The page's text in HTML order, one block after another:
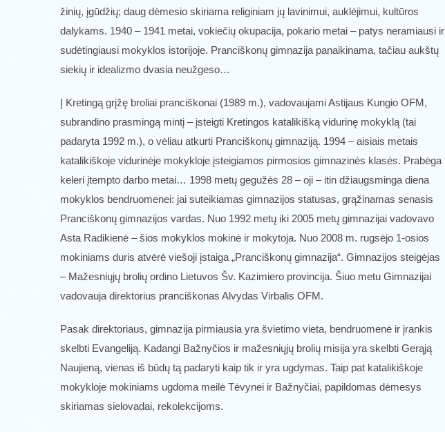
žinių, įgūdžių; daug dėmesio skiriama religiniam jų lavinimui, auklėjimui, kultūros
dalykams. 1940 – 1941 metai, vokiečių okupacija, pokario metai – patys neramiausi ir
sudėtingiausi mokyklos istorijoje. Pranciškonų gimnazija panaikinama, tačiau aukštų
siekių ir idealizmo dvasia neužgeso…
Į Kretingą grįžę broliai pranciškonai (1989 m.), vadovaujami Astijaus Kungio OFM,
subrandino prasmingą mintį – įsteigti Kretingos katalikišką vidurinę mokyklą (tai
padaryta 1992 m.), o vėliau atkurti Pranciškonų gimnaziją. 1994 – aisiais metais
katalikiškoje vidurinėje mokykloje įsteigiamos pirmosios gimnazinės klasės. Prabėga
keleri įtempto darbo metai… 1998 metų gegužės 28 – oji – itin džiaugsminga diena
mokyklos bendruomenei: jai suteikiamas gimnazijos statusas, grąžinamas senasis
Pranciškonų gimnazijos vardas. Nuo 1992 metų iki 2005 metų gimnazijai vadovavo
Asta Radikienė – šios mokyklos mokinė ir mokytoja. Nuo 2008 m. rugsėjo 1-osios
mokiniams duris atvėrė viešoji įstaiga „Pranciškonų gimnazija“. Gimnazijos steigėjas
– Mažesniųjų brolių ordino Lietuvos Šv. Kazimiero provincija. Šiuo metu Gimnazijai
vadovauja direktorius pranciškonas Alvydas Virbalis OFM.
Pasak direktoriaus, gimnazija pirmiausia yra švietimo vieta, bendruomenė ir įrankis
skelbti Evangeliją. Kadangi Bažnyčios ir mažesniųjų brolių misija yra skelbti Gerąją
Naujieną, vienas iš būdų tą padaryti kaip tik ir yra ugdymas. Taip pat katalikiškoje
mokykloje mokiniams ugdoma meilė Tėvynei ir Bažnyčiai, papildomas dėmesys
skiriamas sielovadai, rekolekcijoms.